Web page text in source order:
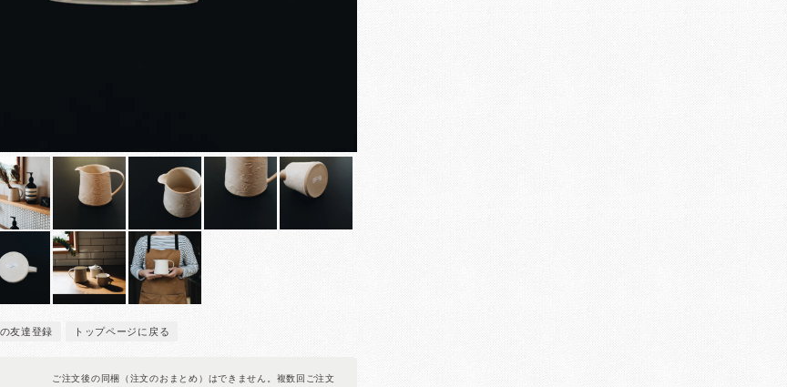
の友達登録 トップページに戻る
ご注文後の同梱（注文のおまとめ）はできません。複数回ご注文